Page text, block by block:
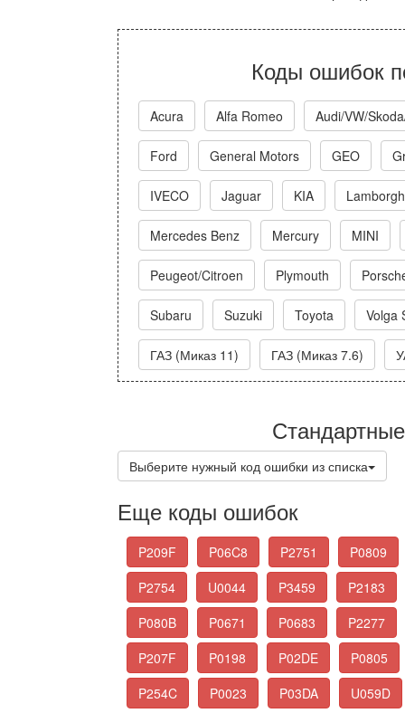
Коды ошибок
Acura Alfa Romeo Audi/VW/
Ford General Motors GEO
IVECO Jaguar KIA
Mercedes Benz Mercury MINI
Peugeot/Citroen Plymouth
Subaru Suzuki Toyota Volga
ГАЗ (Миказ 11) ГАЗ (Миказ 7.6)
Выберите нужный код ошибки из списка
Еще коды ошибок
P209F P06C8 P2751
P0809
P2754
U0044 P3459
P2183
P080B
P0671 P0683
P2277
P207F
P0198 P02DE
P0805
P254C
P0023 P03DA U059D